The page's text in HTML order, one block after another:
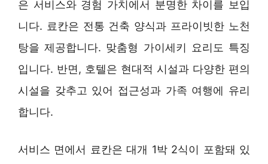
은 서비스와 경험 가치에서 분명한 차이를 보입
니다. 료칸은 전통 건축 양식과 프라이빗한 노천
탕을 제공합니다. 맞춤형 가이세키 요리도 특징
입니다. 반면, 호텔은 현대적 시설과 다양한 편의
시설을 갖추고 있어 접근성과 가족 여행에 유리
합니다.
서비스 면에서 료칸은 대개 1박 2식이 포함돼 있